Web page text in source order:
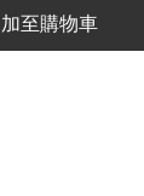
加至購物車